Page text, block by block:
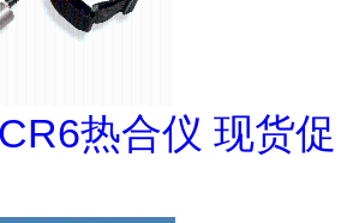
热合仪 现货促